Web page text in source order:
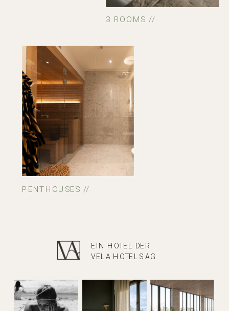
PENTHOUSES //
3 ROOMS //
EIN HOTEL DER
VELA HOTELS AG